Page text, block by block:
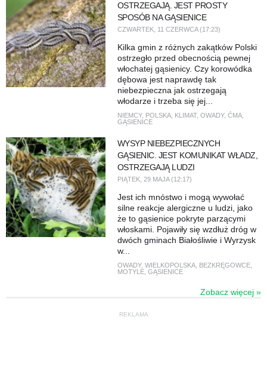
OSTRZEGAJĄ. JEST PROSTY
SPOSÓB NA GĄSIENICE
CZWARTEK, 11 CZERWCA (17:23)
Kilka gmin z różnych zakątków Polski
ostrzegło przed obecnością pewnej
włochatej gąsienicy. Czy korowódka
dębowa jest naprawdę tak
niebezpieczna jak ostrzegają
włodarze i trzeba się jej...
NIEMCY, POLSKA, KLIMAT, OWADY, ĆMA,
GĄSIENICE
WYSYP NIEBEZPIECZNYCH
GĄSIENIC. JEST KOMUNIKAT WŁADZ,
OSTRZEGAJĄ LUDZI
PIĄTEK, 29 MAJA (12:17)
Jest ich mnóstwo i mogą wywołać
silne reakcje alergiczne u ludzi, jako
że to gąsienice pokryte parzącymi
włoskami. Pojawiły się wzdłuż dróg w
dwóch gminach Białośliwie i Wyrzysk
w...
OWADY, WIELKOPOLSKA, BEZKRĘGOWCE,
MOTYLE, GĄSIENICE
Zobacz więcej »
REKLAMA